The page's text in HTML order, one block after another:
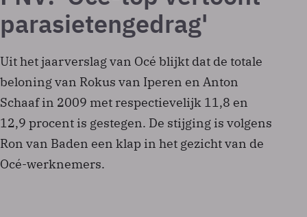
parasietengedrag'
Uit het jaarverslag van Océ blijkt dat de totale
beloning van Rokus van Iperen en Anton
Schaaf in 2009 met respectievelijk 11,8 en
12,9 procent is gestegen. De stijging is volgens
Ron van Baden een klap in het gezicht van de
Océ-werknemers.